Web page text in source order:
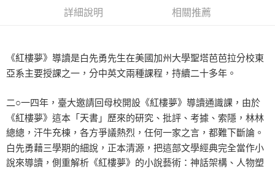
詳細說明 相關推薦
《紅樓夢》導讀是白先勇先生在美國加州大學聖塔芭芭拉分校東
亞系主要授課之一，分中英文兩種課程，持續二十多年。
二○一四年，臺大邀請回母校開設《紅樓夢》導讀通識課，由於
《紅樓夢》這本「天書」歷來的研究、批評、考據、索隱，林林
總總，汗牛充棟，各方爭議熱烈，任何一家之言，都難下斷論。
白先勇藉三學期的細說，正本清源，把這部文學經典完全當作小
說來導讀，側重解析《紅樓夢》的小說藝術：神話架構、人物塑